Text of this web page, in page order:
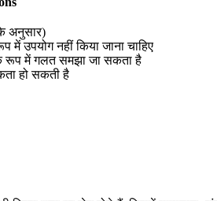
अनुसार)
में उपयोग नहीं किया जाना चाहिए
रूप में गलत समझा जा सकता है
हो सकती है